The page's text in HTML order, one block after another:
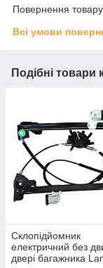
Повернення
Всі умови
Подібні товари
Склопідйомник
електричний без
двері багажника